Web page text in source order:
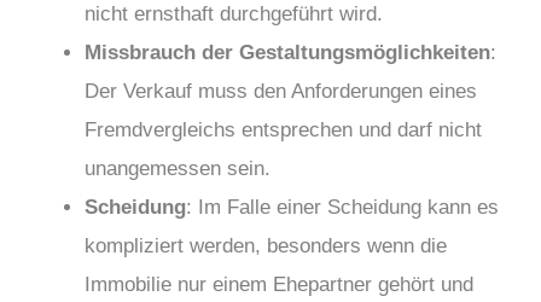
nicht ernsthaft durchgeführt wird.
Missbrauch der Gestaltungsmöglichkeiten:
Der Verkauf muss den Anforderungen eines
Fremdvergleichs entsprechen und darf nicht
unangemessen sein.
Scheidung: Im Falle einer Scheidung kann es
kompliziert werden, besonders wenn die
Immobilie nur einem Ehepartner gehört und